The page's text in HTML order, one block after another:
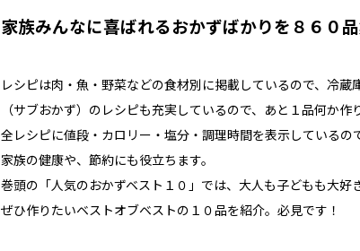
家族みんなに喜ばれるおかずばかりを８６０
レシピは肉・魚・野菜などの食材別に掲載しているので、冷
（サブおかず）のレシピも充実しているので、あと１品何か作
全レシピに値段・カロリー・塩分・調理時間を表示しているので
家族の健康や、節約にも役立ちます。
巻頭の「人気のおかずベスト１０」では、大人も子どもも大好
ぜひ作りたいベストオブベストの１０品を紹介。必見です！